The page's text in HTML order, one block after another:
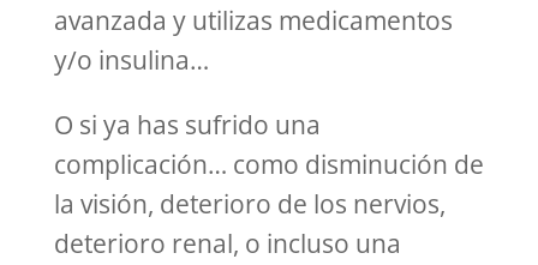
avanzada y utilizas medicamentos
y/o insulina…
O si ya has sufrido una
complicación… como disminución de
la visión, deterioro de los nervios,
deterioro renal, o incluso una